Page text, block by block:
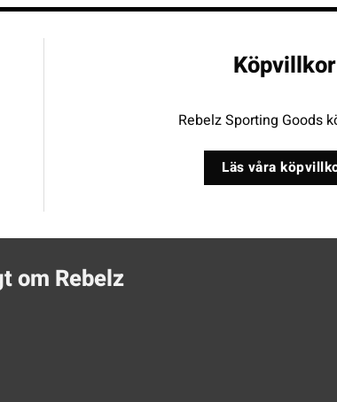
Köpvillkor
Rebelz Sporting Goods
Läs våra
om Rebelz